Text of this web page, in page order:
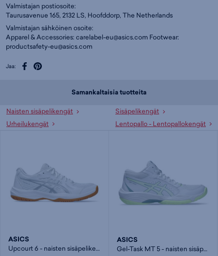
Valmistajan postiosoite:
Taurusavenue 165, 2132 LS, Hoofddorp, The Netherlands
Valmistajan sähköinen osoite:
Apparel & Accessories: carelabel-eu@asics.com Footwear:
productsafety-eu@asics.com
Jaa:
Samankaltaisia tuotteita
Naisten sisäpelikengät
Sisäpelikengät
Urheilukengät
Lentopallo - Lentopallokengät
ASICS
Upcourt 6 - naisten sisäpelikengät
ASICS
Gel-Task MT 5 - naisten sisäpelikengät